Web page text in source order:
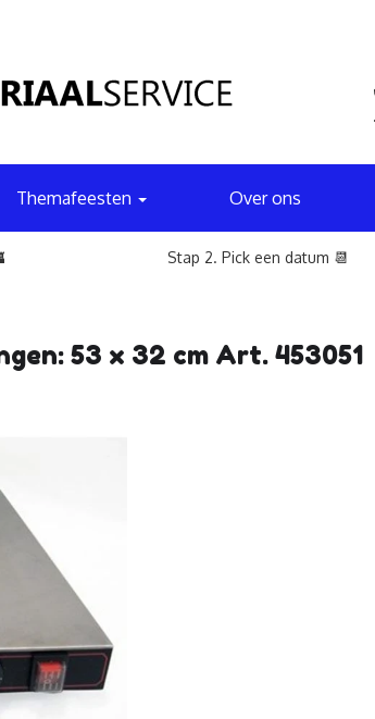
Themafeesten Over ons
Stap 2. Pick een datum 📆
53 x 32 cm Art. 453051